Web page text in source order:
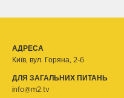
АДРЕСА
Київ, вул. Горяна, 2-б
ДЛЯ ЗАГАЛЬНИХ ПИТАНЬ
info@m2.tv